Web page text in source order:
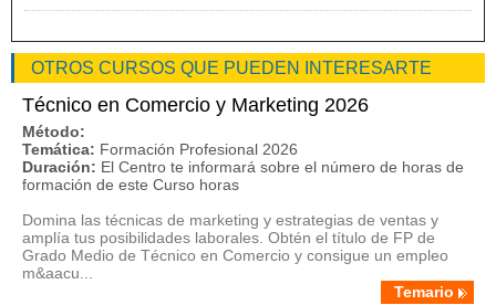
OTROS CURSOS QUE PUEDEN INTERESARTE
Técnico en Comercio y Marketing 2026
Método:
Temática: Formación Profesional 2026
Duración: El Centro te informará sobre el número de horas de
formación de este Curso horas
Domina las técnicas de marketing y estrategias de ventas y
amplía tus posibilidades laborales. Obtén el título de FP de
Grado Medio de Técnico en Comercio y consigue un empleo
m&aacu...
Temario